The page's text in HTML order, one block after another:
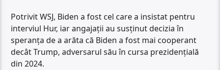
Potrivit WSJ, Biden a fost cel care a insistat pentru
interviul Hur, iar angajații au susținut decizia în
speranța de a arăta că Biden a fost mai cooperant
decât Trump, adversarul său în cursa prezidențială
din 2024.